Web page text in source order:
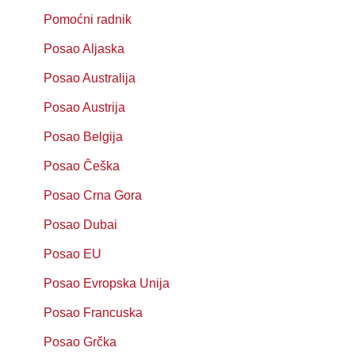
Pomoćni radnik
Posao Aljaska
Posao Australija
Posao Austrija
Posao Belgija
Posao Češka
Posao Crna Gora
Posao Dubai
Posao EU
Posao Evropska Unija
Posao Francuska
Posao Grčka